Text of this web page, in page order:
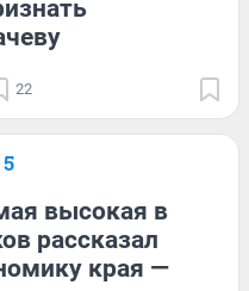
22
высокая в
рассказал
края —